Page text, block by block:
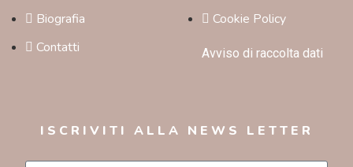
Biografia
Contatti
Cookie Policy
Avviso di raccolta dati
ISCRIVITI ALLA NEWS LETTER